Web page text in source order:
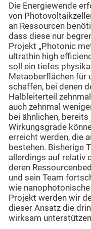
Die Energiewende
von
an Ressourcen
dass diese nur
Projekt „Photonic
ultrathin high
soll ein tiefes
Metaoberflächen für
schaffen, bei denen
Halbleiterteil
auch zehnmal
bei ähnlichen,
Wirkungsgrade
erreicht werden, die
bestehen. Bisherige
allerdings auf relativ
deren
und sein Team
wie
Projekt werden wir
dieser Ansatz die
wirksam